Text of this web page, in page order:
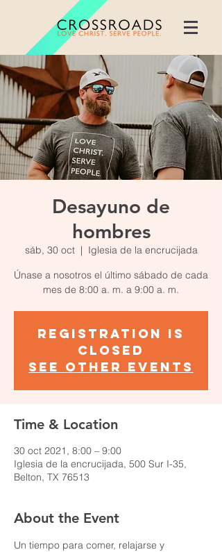
Desayuno de
hombres
sáb, 30 oct
  |
Iglesia de la encrucijada
Únase a nosotros el último sábado de cada
mes de 8:00 a. m. a 9:00 a. m.
Registration is
Closed
See other events
Time & Location
30 oct 2021, 8:00 – 9:00
Iglesia de la encrucijada, 500 Sur I-35,
Belton, TX 76513
About the Event
Un tiempo para comer, relajarse y